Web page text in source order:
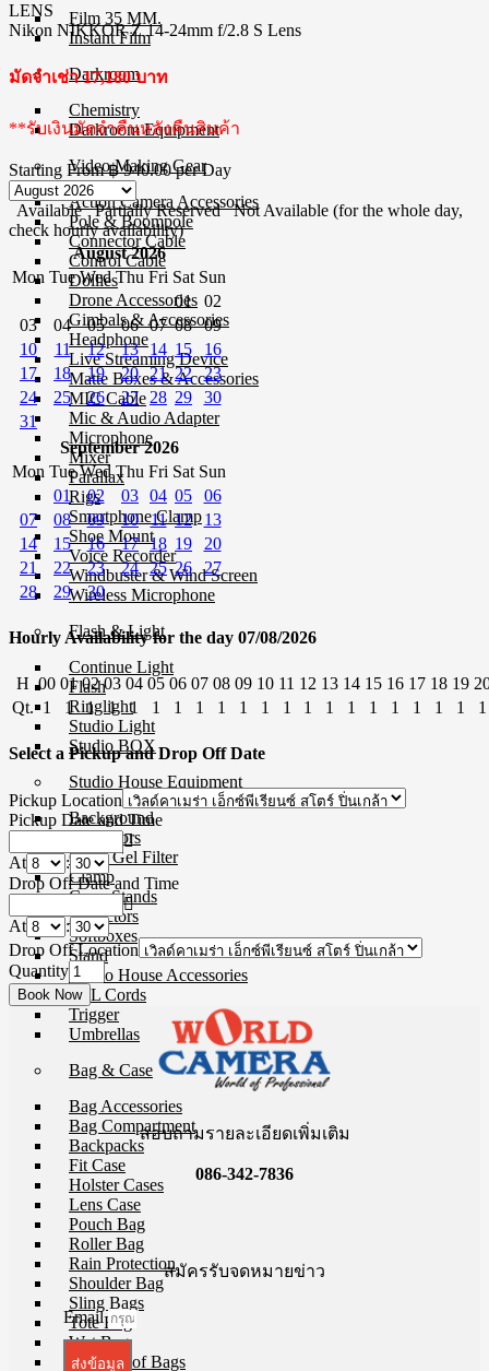
Film 35 MM.
Instant Film
Darkroom
Chemistry
Darkroom Equipment
Video Making Gear
Action Camera Accessories
Pole & Boompole
Connector Cable
Control Cable
Dollies
Drone Accessories
Gimbals & Accessories
Headphone
Live Streaming Device
Matte Boxes & Accessories
MIC Cable
Mic & Audio Adapter
Microphone
Mixer
Parallax
Rigs
Smartphone Clamp
Shoe Mount
Voice Recorder
Windbuster & Wind Screen
Wireless Microphone
Flash & Light
Continue Light
Flash
Ringlight
Studio Light
Studio BOX
Studio House Equipment
Background
Barndoors
Color Gel Filter
Clamp
Copy Stands
Reflectors
Softboxes
Stand
Studio House Accessories
TTL Cords
Trigger
Umbrellas
Bag & Case
Bag Accessories
Bag Compartment
Backpacks
Fit Case
Holster Cases
Lens Case
Pouch Bag
Roller Bag
Rain Protection
Shoulder Bag
Sling Bags
Tote Bag
Wet Bag
Waterproof Bags
LENS
Nikon NIKKOR Z 14-24mm f/2.8 S Lens
มัดจำเช่า 17,180 บาท
**รับเงินมัดจำคืนหลังคืนสินค้า
Starting From ฿ 940.00 per Day
Available Partially Reserved
Not Available (for the whole day,
check hourly availability)
August 2026
Mon Tue Wed Thu Fri Sat Sun
01
02
03
04 05 06 07 08
09
10
11 12 13 14 15
16
17
18 19 20 21 22
23
24
25 26 27 28 29
30
31
September 2026
Mon Tue Wed Thu Fri Sat Sun
01
02 03 04 05
06
07
08 09 10 11 12
13
14
15 16 17 18 19
20
21
22 23 24 25 26
27
28
29 30
Hourly Availability for the day 07/08/2026
H 00 01 02 03 04 05 06 07 08 09 10 11 12 13 14 15 16 17 18 19
Qt. 1 1 1 1 1 1 1 1 1 1 1 1 1 1 1 1 1 1 1 1 1
Select a Pickup and Drop Off Date
Pickup Location
Pickup Date and Time
At
:
Drop Off Date and Time
At
:
Drop Off Location
Quantity
สอบถามรายละเอียดเพิ่มเติม
086-342-7836
สมัครรับจดหมายข่าว
Email
ส่งข้อมูล